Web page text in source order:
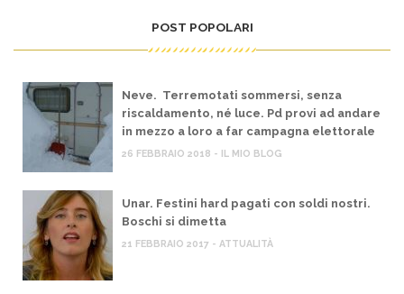
POST POPOLARI
Neve. Terremotati sommersi, senza
riscaldamento, né luce. Pd provi ad andare
in mezzo a loro a far campagna elettorale
26 FEBBRAIO 2018 - IL MIO BLOG
Unar. Festini hard pagati con soldi nostri.
Boschi si dimetta
21 FEBBRAIO 2017 - ATTUALITÀ